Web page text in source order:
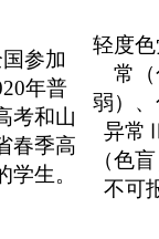
参加
年普
考和山
春季高
学生。
轻度
常
弱）
异常
（色
不可